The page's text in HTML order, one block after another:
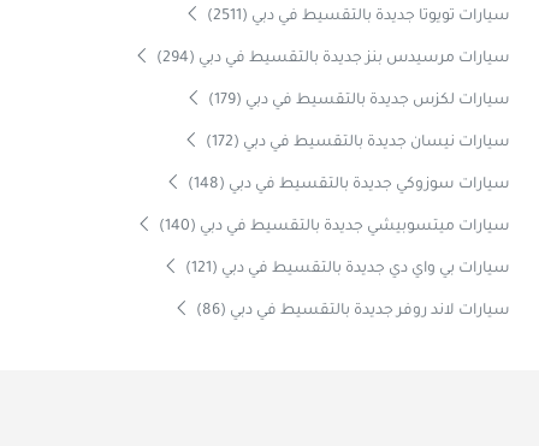
سيارات تويوتا جديدة بالتقسيط في دبي (2511)
سيارات مرسيدس بنز جديدة بالتقسيط في دبي (294)
سيارات لكزس جديدة بالتقسيط في دبي (179)
سيارات نيسان جديدة بالتقسيط في دبي (172)
سيارات سوزوكي جديدة بالتقسيط في دبي (148)
سيارات ميتسوبيشي جديدة بالتقسيط في دبي (140)
سيارات بي واي دي جديدة بالتقسيط في دبي (121)
سيارات لاند روفر جديدة بالتقسيط في دبي (86)